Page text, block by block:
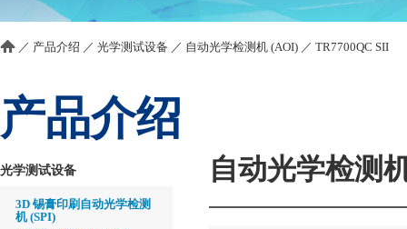
／ 产品介绍 ／ 光学测试设备 ／ 自动光学检测机 (AOI) ／ TR7700QC SII
产品介绍
光学测试设备
3D 锡膏印刷自动光学检测
机 (SPI)
自动光学检测